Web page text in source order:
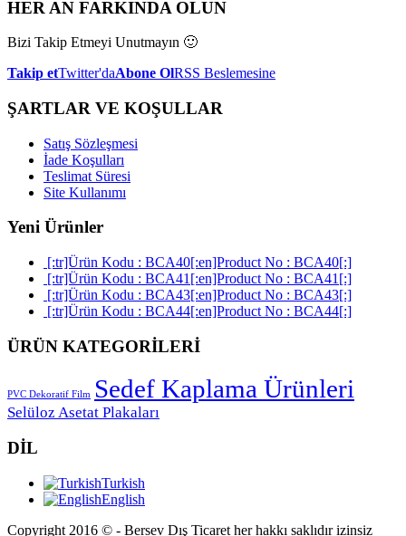
HER AN FARKINDA OLUN
Bizi Takip Etmeyi Unutmayın 🙂
Takip etTwitter'daAbone OlRSS Beslemesine
ŞARTLAR VE KOŞULLAR
Satış Sözleşmesi
İade Koşulları
Teslimat Süresi
Site Kullanımı
Yeni Ürünler
[:tr]Ürün Kodu : BCA40[:en]Product No : BCA40[:]
[:tr]Ürün Kodu : BCA41[:en]Product No : BCA41[:]
[:tr]Ürün Kodu : BCA43[:en]Product No : BCA43[:]
[:tr]Ürün Kodu : BCA44[:en]Product No : BCA44[:]
ÜRÜN KATEGORİLERİ
PVC Dekoratif Film Sedef Kaplama Ürünleri
Selüloz Asetat Plakaları
DİL
Turkish
English
Copyright 2016 © - Bersev Dış Ticaret her hakkı saklıdır izinsiz